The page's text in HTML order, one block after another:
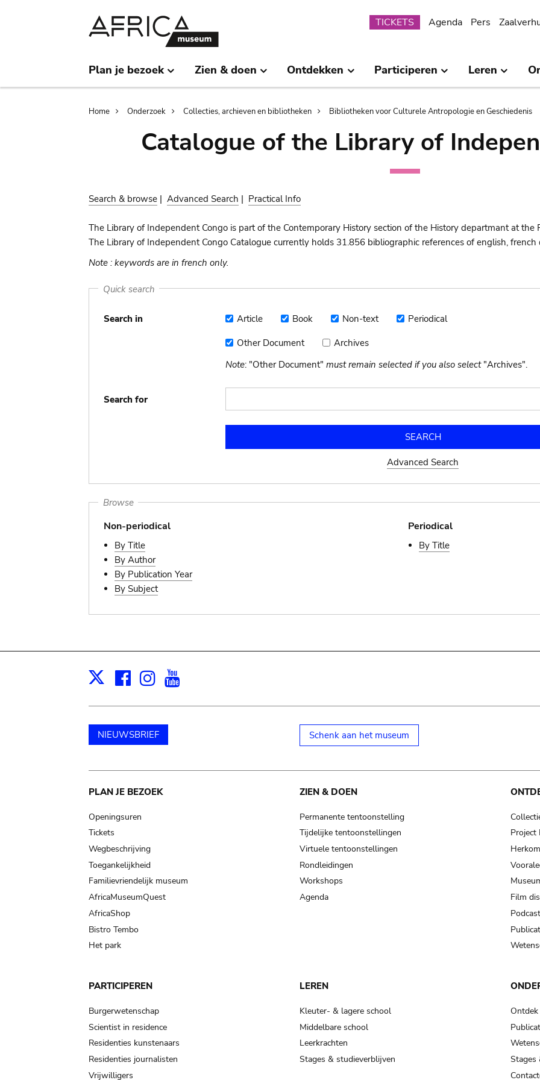
Submenu
TICKETS Agenda Pers
Plan je bezoek Zien & doen Ontdekken Participeren Leren
Breadcrumb
Home Onderzoek Collecties, archieven en bibliotheken Bibliotheken voor Culturele Antropologie en Geschiedenis
Catalogue of the Library of
Search & browse | Advanced Search | Practical Info
The Library of Independent Congo is part of the Contemporary History section of the History departmant at the
The Library of Independent Congo Catalogue currently holds 31.856 bibliographic references of english, french
Note : keywords are in french only.
Quick search
Search in Article
Article Book
Book
Non-
text
Non-text Periodical
Periodical
Other
Document
Other Document Archives
Archives
Note: "Other Document" must remain selected if you also select"Archives".
Search for
Advanced Search
Browse
Non-periodical
By Title
By Author
By Publication Year
By Subject
Periodical
By Title
X Facebook
Instagram
NIEUWSBRIEF Schenk aan het museum
Main
navigation
PLAN JE BEZOEK
Openingsuren
Tickets
Wegbeschrijving
Toegankelijkheid
Familievriendelijk museum
AfricaMuseumQuest
AfricaShop
Bistro Tembo
Het park
ZIEN & DOEN
Permanente tentoonstelling
Tijdelijke tentoonstellingen
Virtuele tentoonstellingen
Rondleidingen
Workshops
Agenda
Project
Film
PARTICIPEREN
Burgerwetenschap
Scientist in residence
Residenties kunstenaars
Residenties journalisten
Vrijwilligers
LEREN
Kleuter- & lagere school
Middelbare school
Leerkrachten
Stages & studieverblijven
Stages